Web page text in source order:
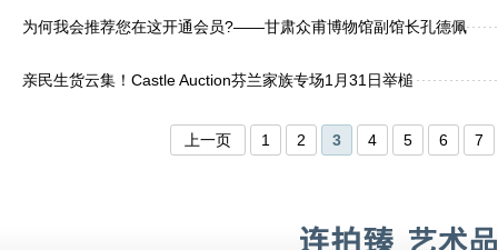
为何我会推荐您在这开通会员?——甘肃众甫博物馆副馆长孔德佩
亲民生货云集！Castle Auction芬兰家族专场1月31日举槌
上一页 1 2 3 4 5 6 7